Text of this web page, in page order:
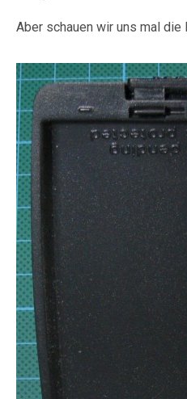
Aber schauen wir uns mal die